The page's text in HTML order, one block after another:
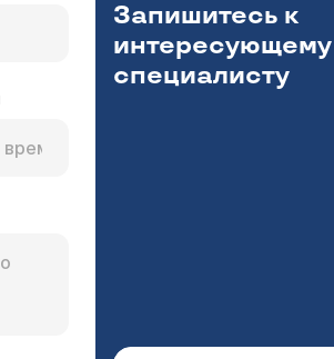
Сложности конечно же при
по исправлению
Приходите на очную
есть на нашем сайте в разделе
Запишитесь к
интересующему
специалисту